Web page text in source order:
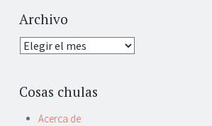
Archivo
Archivo
Cosas chulas
Acerca de